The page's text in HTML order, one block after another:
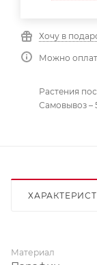
Хочу в
Можно
Растения
Самовывоз –
Материал